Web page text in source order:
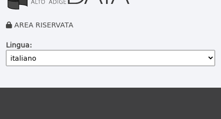
AREA RISERVATA
Lingua